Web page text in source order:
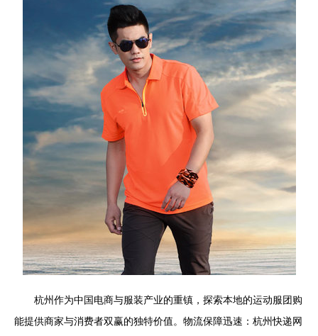
杭州作为中国电商与服装产业的重镇，探索本地的运动服团购
能提供商家与消费者双赢的独特价值。物流保障迅速：杭州快递网